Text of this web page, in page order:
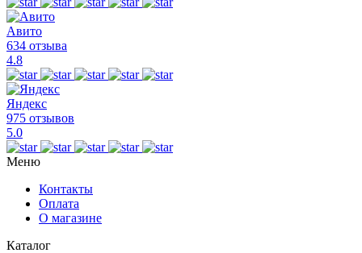
Авито
634 отзыва
4.8
Яндекс
975 отзывов
5.0
Меню
Контакты
Оплата
О магазине
Каталог